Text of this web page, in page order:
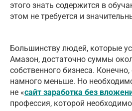
этого знать содержится в
этом не требуется и
Большинству людей, которые
Амазон, достаточно суммы
собственного бизнеса.
намного меньше. Но
не «сайт заработка без
профессия, которой